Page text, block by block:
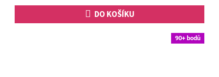
hvězdiček.
DO KOŠÍKU
90+ bodů